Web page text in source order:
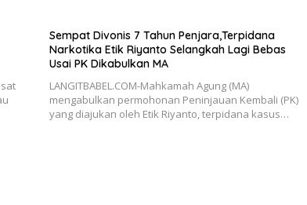
Sempat Divonis 7 Tahun Penjara,Terpidana
Narkotika Etik Riyanto Selangkah Lagi Bebas
Usai PK Dikabulkan MA
LANGITBABEL.COM-Mahkamah Agung (MA)
mengabulkan permohonan Peninjauan Kembali (PK)
yang diajukan oleh Etik Riyanto, terpidana kasus…